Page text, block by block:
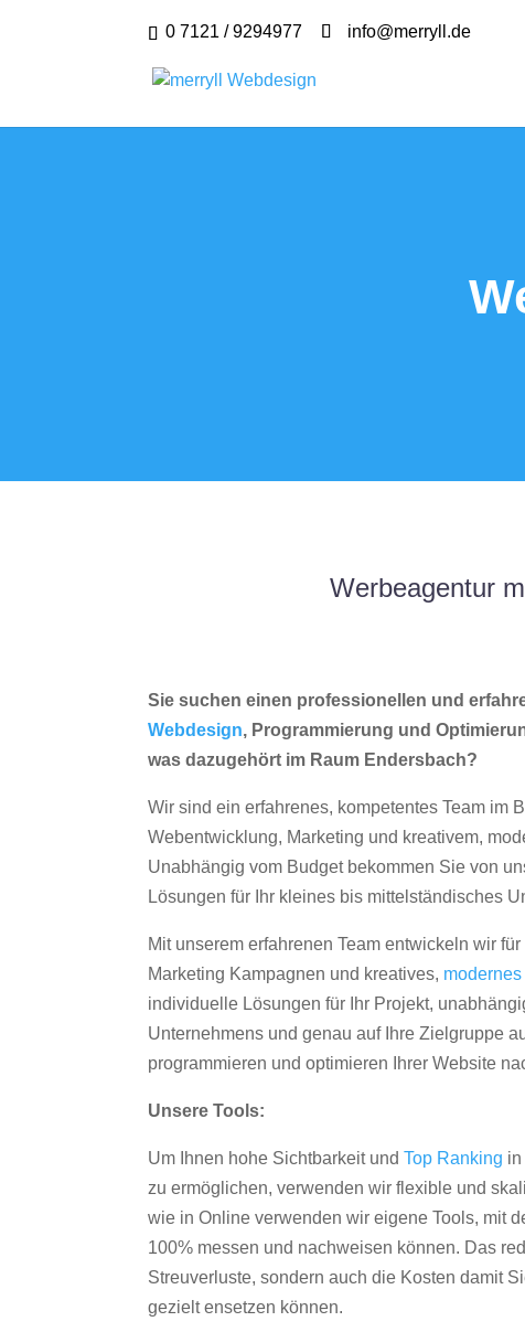
0 7121 / 9294977 info@merryll.de
Werbeagentur
Sie suchen einen professionellen und
Webdesign, Programmierung und
was dazugehört im Raum Endersbach?
Wir sind ein erfahrenes, kompetentes Team im
Webentwicklung, Marketing und kreativem,
Unabhängig vom Budget bekommen Sie von
Lösungen für Ihr kleines bis mittelständisches
Mit unserem erfahrenen Team entwickeln wir
Marketing Kampagnen und kreatives,
individuelle Lösungen für Ihr Projekt,
Unternehmens und genau auf Ihre Zielgruppe
programmieren und optimieren Ihrer Website
Unsere Tools:
Um Ihnen hohe Sichtbarkeit undTop Ranking
zu ermöglichen, verwenden wir flexible und
wie in Online verwenden wir eigene Tools, mit
100% messen und nachweisen können. Das
Streuverluste, sondern auch die Kosten damit
gezielt ensetzen können.